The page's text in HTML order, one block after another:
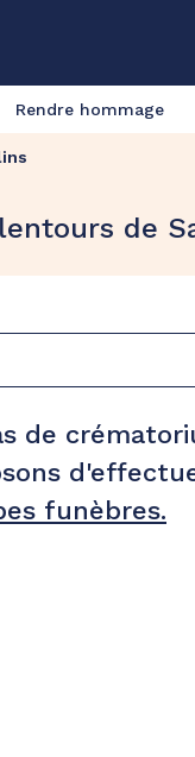
Rendre hommage
de
de
funèbres.